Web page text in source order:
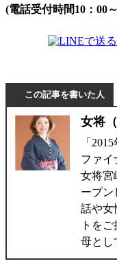
(電話受付時間10：00
この記事を書いた人
女将
「
ファイ
女将宮
ープン
話や女
トを
母とし